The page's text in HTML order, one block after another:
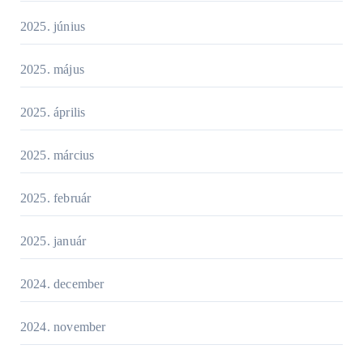
2025. június
2025. május
2025. április
2025. március
2025. február
2025. január
2024. december
2024. november